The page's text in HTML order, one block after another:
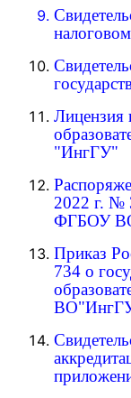
Лицензия
"ИнгГУ"
2022 г. №
ФГБОУ
Приказ
734 о